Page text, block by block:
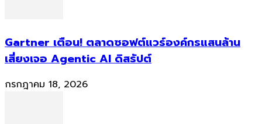
Gartner เตือน! ตลาดซอฟต์แวร์องค์กรแสนล้าน
เสี่ยงเจอ Agentic AI ดิสรัปต์
กรกฎาคม 18, 2026